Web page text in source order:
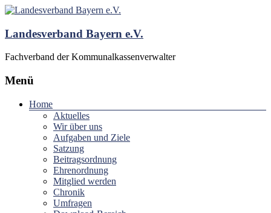
Landesverband Bayern e.V.
Fachverband der Kommunalkassenverwalter
Menü
Home
Aktuelles
Wir über uns
Aufgaben und Ziele
Satzung
Beitragsordnung
Ehrenordnung
Mitglied werden
Chronik
Umfragen